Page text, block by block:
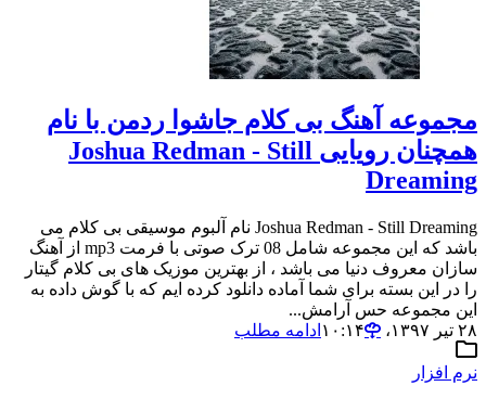
مجموعه آهنگ بی کلام جاشوا ردمن با نام
همچنان رویایی Joshua Redman - Still
Dreaming
Joshua Redman - Still Dreaming نام آلبوم موسیقی بی کلام می
باشد که این مجموعه شامل 08 ترک صوتی با فرمت mp3 از آهنگ
سازان معروف دنیا می باشد ، از بهترین موزیک های بی کلام گیتار
را در این بسته برای شما آماده دانلود کرده ایم که با گوش داده به
این مجموعه حس آرامش...
۲۸ تیر ۱۳۹۷،‏ ۱۰:۱۴
ادامه مطلب
نرم افزار